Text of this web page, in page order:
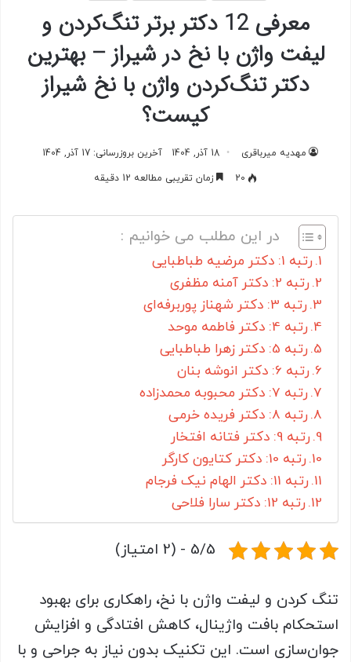
معرفی 12 دکتر برتر تنگ‌کردن و
لیفت واژن با نخ در شیراز – بهترین
دکتر تنگ‌کردن واژن با نخ شیراز
کیست؟
مهدیه میرباقری 18 آذر, 1404
آخرین بروزرسانی: 17 آذر, 1404
20
زمان تقریبی مطالعه 12 دقیقه
در این مطلب می خوانیم :
رتبه 1: دکتر مرضیه طباطبایی
رتبه 2: دکتر آمنه مظفری
رتبه 3: دکتر شهناز پوربرفه‌ای
رتبه 4: دکتر فاطمه موحد
رتبه 5: دکتر زهرا طباطبایی
رتبه 6: دکتر انوشه بنان
رتبه 7: دکتر محبوبه محمدزاده
رتبه 8: دکتر فریده خرمی
رتبه 9: دکتر فتانه افتخار
رتبه 10: دکتر کتایون کارگر
رتبه 11: دکتر الهام نیک فرجام
رتبه 12: دکتر سارا فلاحی
5/5 - (2 امتیاز)
تنگ کردن و لیفت واژن با نخ، راهکاری برای بهبود
استحکام بافت‌ واژینال، کاهش افتادگی و افزایش
جوان‌سازی است. این تکنیک بدون نیاز به جراحی و با